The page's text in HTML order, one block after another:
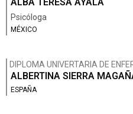
ALBA TERESA AYALA
Psicóloga
MÉXICO
DIPLOMA UNIVERTARIA DE
ALBERTINA SIERRA
ESPAÑA